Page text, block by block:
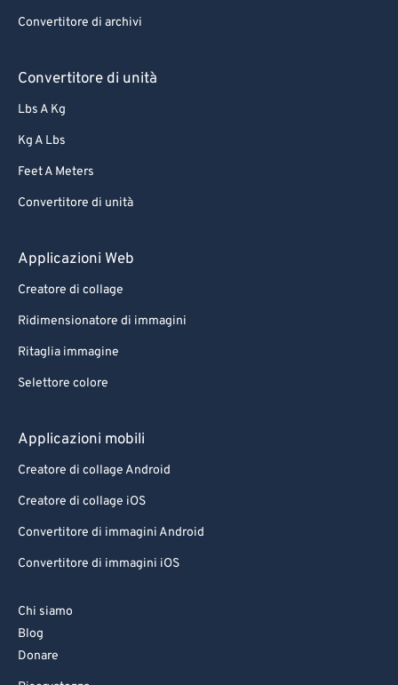
Convertitore di archivi
Convertitore di unità
Lbs A Kg
Kg A Lbs
Feet A Meters
Convertitore di unità
Applicazioni Web
Creatore di collage
Ridimensionatore di immagini
Ritaglia immagine
Selettore colore
Applicazioni mobili
Creatore di collage Android
Creatore di collage iOS
Convertitore di immagini Android
Convertitore di immagini iOS
Chi siamo
Blog
Donare